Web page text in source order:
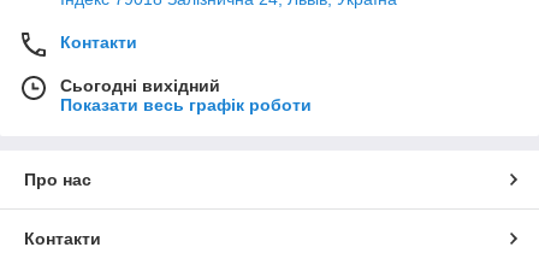
Контакти
Сьогодні вихідний
Показати весь графік роботи
Про нас
Контакти